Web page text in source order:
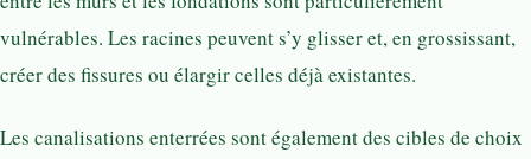
vulnérables. Les racines peuvent s’y glisser et, en grossissant,
créer des fissures ou élargir celles déjà existantes.
Les canalisations enterrées sont également des cibles de choix